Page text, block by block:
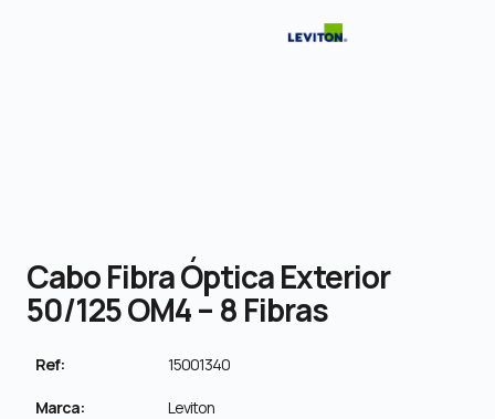
Cabo Fibra Óptica Exterior
50/125 OM4 – 8 Fibras
Ref: 15001340
Marca: Leviton